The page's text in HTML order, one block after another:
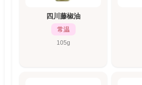
四川藤椒油
常温
105g